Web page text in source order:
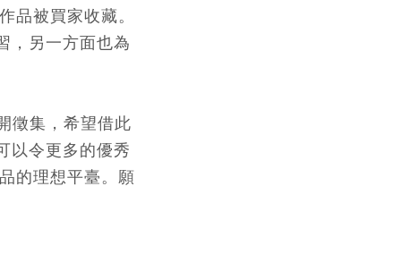
品被買家收藏。
，另一方面也為
徵集，希望借此
以令更多的優秀
的理想平臺。願